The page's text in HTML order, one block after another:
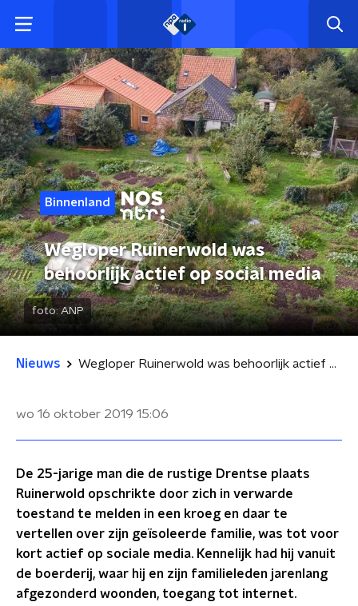
Binnenland
Wegloper Ruinerwold was
behoorlijk actief op social media
foto: ANP
Nieuws Wegloper Ruinerwold was behoorlijk actief op social media
wo 16 oktober 2019 15:06
De 25-jarige man die de rustige Drentse plaats
Ruinerwold opschrikte door zich in verwarde
toestand te melden in een kroeg en daar te
vertellen over zijn geïsoleerde familie, was tot voor
kort actief op sociale media. Kennelijk had hij vanuit
de boerderij, waar hij en zijn familieleden jarenlang
afgezonderd woonden, toegang tot internet.